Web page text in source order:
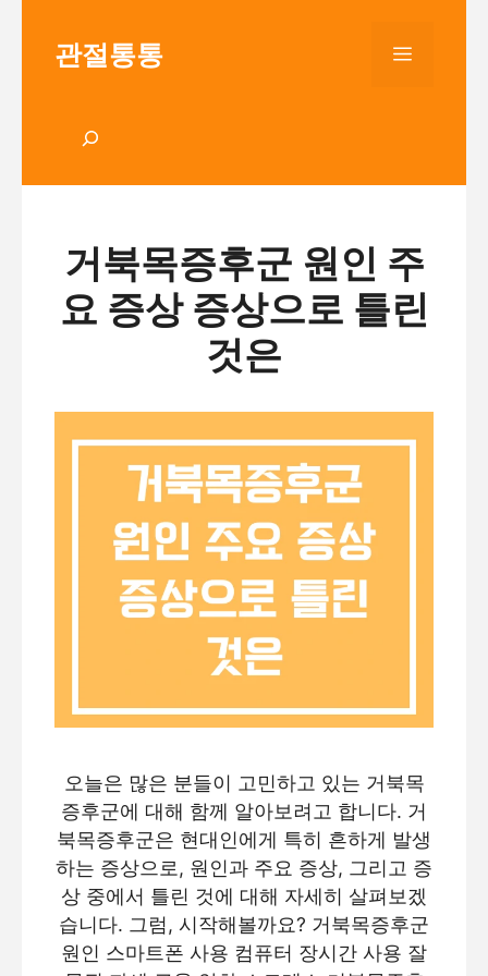
content관절통통 Menu
거북목증후군 원인 주
요 증상 증상으로 틀린
것은
오늘은 많은 분들이 고민하고 있는 거북목
증후군에 대해 함께 알아보려고 합니다. 거
북목증후군은 현대인에게 특히 흔하게 발생
하는 증상으로, 원인과 주요 증상, 그리고 증
상 중에서 틀린 것에 대해 자세히 살펴보겠
습니다. 그럼, 시작해볼까요? 거북목증후군
원인 스마트폰 사용 컴퓨터 장시간 사용 잘